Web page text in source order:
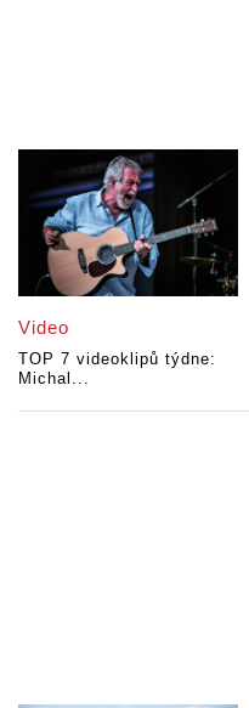
Video
TOP 7 videoklipů týdne:
Michal...